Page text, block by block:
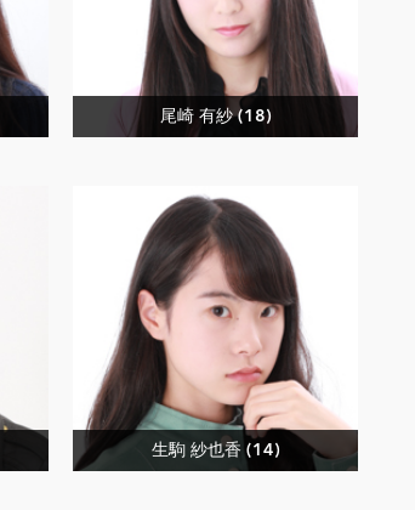
尾崎 有紗 (18)
生駒 紗也香 (14)